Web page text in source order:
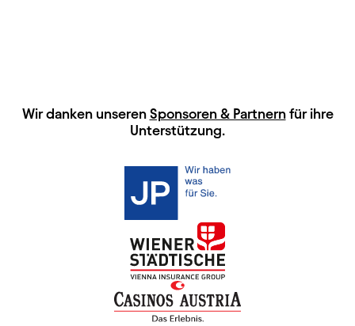
HAUPTSPONSOREN
Wir danken unseren Sponsoren & Partnernfür ihre
Unterstützung.